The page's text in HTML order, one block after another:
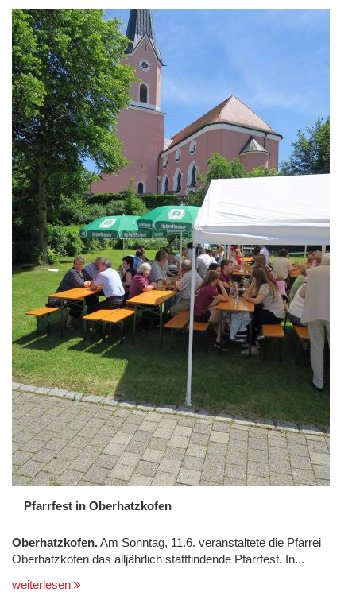
Pfarrfest in Oberhatzkofen
Oberhatzkofen.Am Sonntag, 11.6. veranstaltete die Pfarrei
Oberhatzkofen das alljährlich stattfindende Pfarrfest. In...
weiterlesen